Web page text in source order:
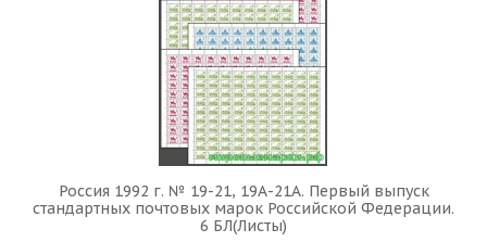
Россия 1992 г. № 19-21, 19А-21А. Первый выпуск
стандартных почтовых марок Российской Федерации.
6 БЛ(Листы)